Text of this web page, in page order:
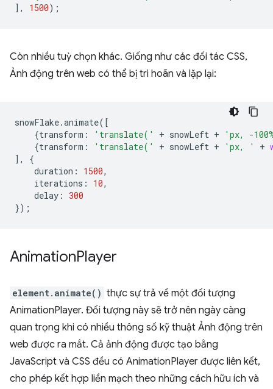
],
1500);
Còn nhiều tuỳ chọn khác. Giống như các đối tác CSS,
Ảnh động trên web có thể bị trì hoãn và lặp lại:
snowFlake.animate([
{transform : 'translate(' + snowLeft +
'px, -
{transform : 'translate(' + snowLeft + 'px, ' +
],
{
duration : 1500,
iterations : 10,
delay : 300
});
AnimationPlayer
element.animate() thực sự trả về một đối tượng
AnimationPlayer. Đối tượng này sẽ trở nên ngày càng
quan trọng khi có nhiều thông số kỹ thuật Ảnh động trên
web được ra mắt. Cả ảnh động được tạo bằng
JavaScript và CSS đều có AnimationPlayer được liên kết,
cho phép kết hợp liền mạch theo những cách hữu ích và